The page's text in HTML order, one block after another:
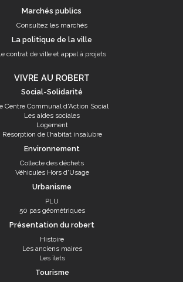
Marchés publics
Consultez les marchés
La politique de la ville
contrat de ville et appel à projets
VIVRE AU ROBERT
Social-Solidarité
Centre Communal d'Action Social
Les aides sociales
Logement
Résorption de l’habitat insalubre
Environnement
Collecte des déchets
Véhicules Hors d'Usage
Urbanisme
PLU
50 pas géométriques
Présentation du robert
Histoire
Les anciens maires
Les îlets
Tourisme